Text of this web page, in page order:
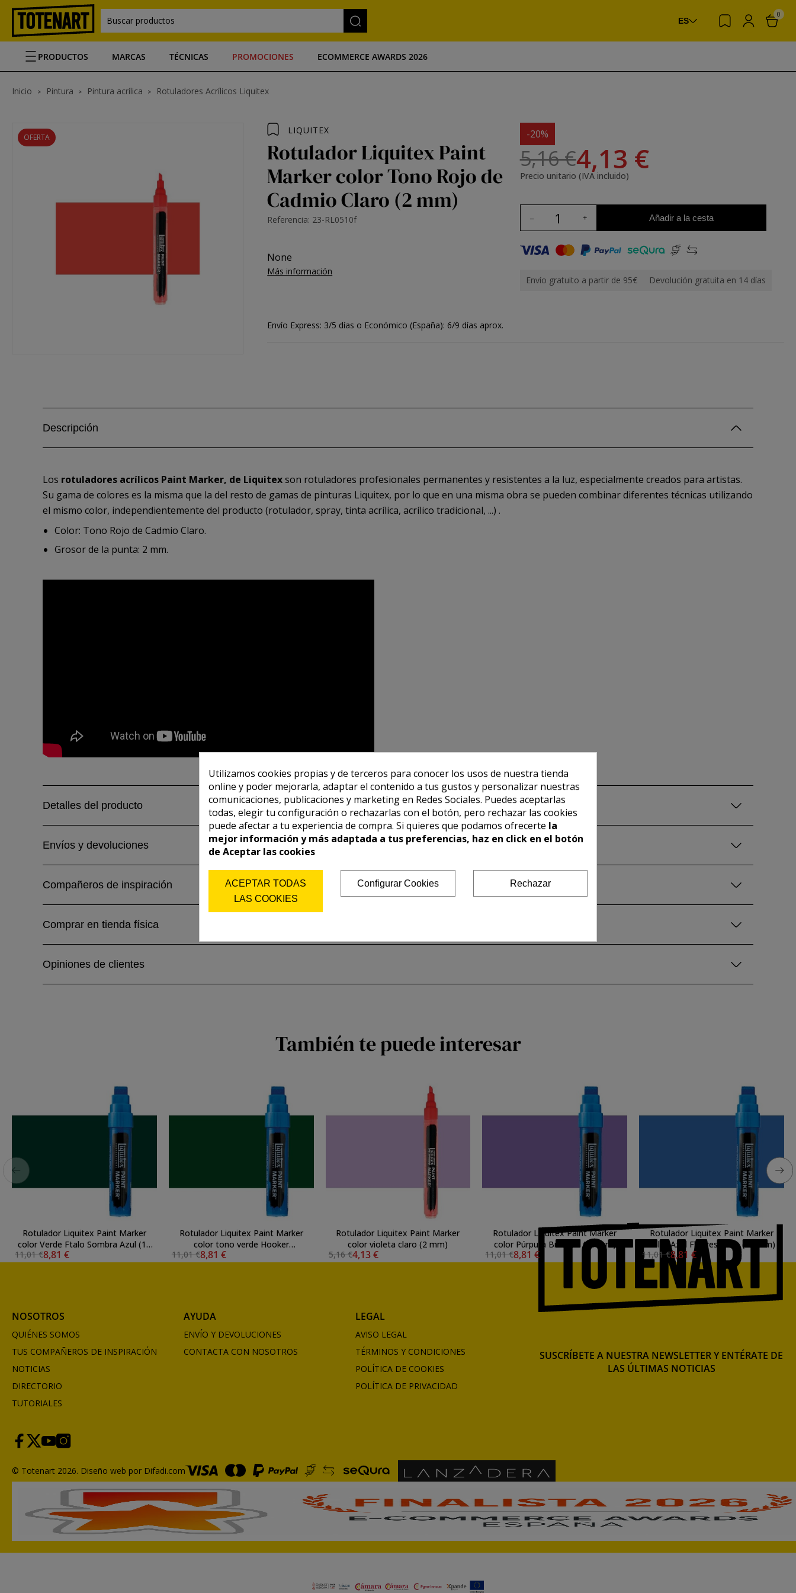
Buscar productos ES
0
PRODUCTOS MARCAS TÉCNICAS PROMOCIONES ECOMMERCE AWARDS 2026
Inicio Pintura Pintura acrílica Rotuladores Acrílicos Liquitex
OFERTA
LIQUITEX
Rotulador Liquitex Paint
Marker color Tono Rojo de
Cadmio Claro (2 mm)
Referencia: 23-RL0510f
None
Más información
-20%
5,16 €4,13 €
Precio unitario (IVA incluido)
Añadir a la cesta
Envío gratuito a partir de 95€ Devolución gratuita en 14 días
Envío Express: 3/5 días o Económico (España): 6/9 días aprox.
Descripción
Los rotuladores acrílicos Paint Marker, de Liquitexson rotuladores profesionales permanentes y resistentes a la luz, especialmente creados para artistas.
Su gama de colores es la misma que la del resto de gamas de pinturas Liquitex, por lo que en una misma obra se pueden combinar diferentes técnicas utilizando
el mismo color, independientemente del producto (rotulador, spray, tinta acrílica, acrílico tradicional, ...) .
Color: Tono Rojo de Cadmio Claro.
Grosor de la punta: 2 mm.
Detalles del producto
Envíos y devoluciones
Compañeros de inspiración
Comprar en tienda física
Opiniones de clientes
También te puede interesar
Rotulador Liquitex Paint Marker
color Verde Ftalo Sombra Azul (15
11,01 €8,81 €
Rotulador Liquitex Paint Marker
color tono verde Hooker
permanente (15 mm)
11,01 €8,81 €
Rotulador Liquitex Paint Marker
color violeta claro (2 mm)
5,16 €4,13 €
Rotulador Liquitex Paint Marker
color Púrpura Brillante (15 mm)
11,01 €8,81 €
Rotulador Liquitex Paint Marker
color Azul Fluorescente (15 mm)
11,01 €8,81 €
NOSOTROS
QUIÉNES SOMOS
TUS COMPAÑEROS DE INSPIRACIÓN
NOTICIAS
DIRECTORIO
TUTORIALES
AYUDA
ENVÍO Y DEVOLUCIONES
CONTACTA CON NOSOTROS
LEGAL
AVISO LEGAL
TÉRMINOS Y CONDICIONES
POLÍTICA DE COOKIES
POLÍTICA DE PRIVACIDAD
SUSCRÍBETE A NUESTRA NEWSLETTER Y ENTÉRATE DE
LAS ÚLTIMAS NOTICIAS
© Totenart 2026. Diseño web por Difadi.com
Utilizamos cookies propias y de terceros para conocer los usos de nuestra tienda
online y poder mejorarla, adaptar el contenido a tus gustos y personalizar nuestras
comunicaciones, publicaciones y marketing en Redes Sociales. Puedes aceptarlas
todas, elegir tu configuración o rechazarlas con el botón, pero rechazar las cookies
puede afectar a tu experiencia de compra. Si quieres que podamos ofrecerte la
mejor información y más adaptada a tus preferencias, haz en click en el botón
de Aceptar las cookies
ACEPTAR TODAS
LAS COOKIES
Configurar Cookies Rechazar